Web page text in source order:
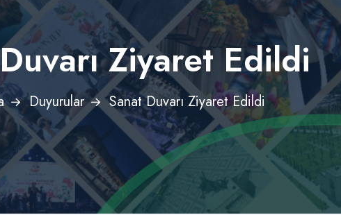
Ziyaret Edildi
Duyurular Sanat Duvarı Ziyaret Edildi